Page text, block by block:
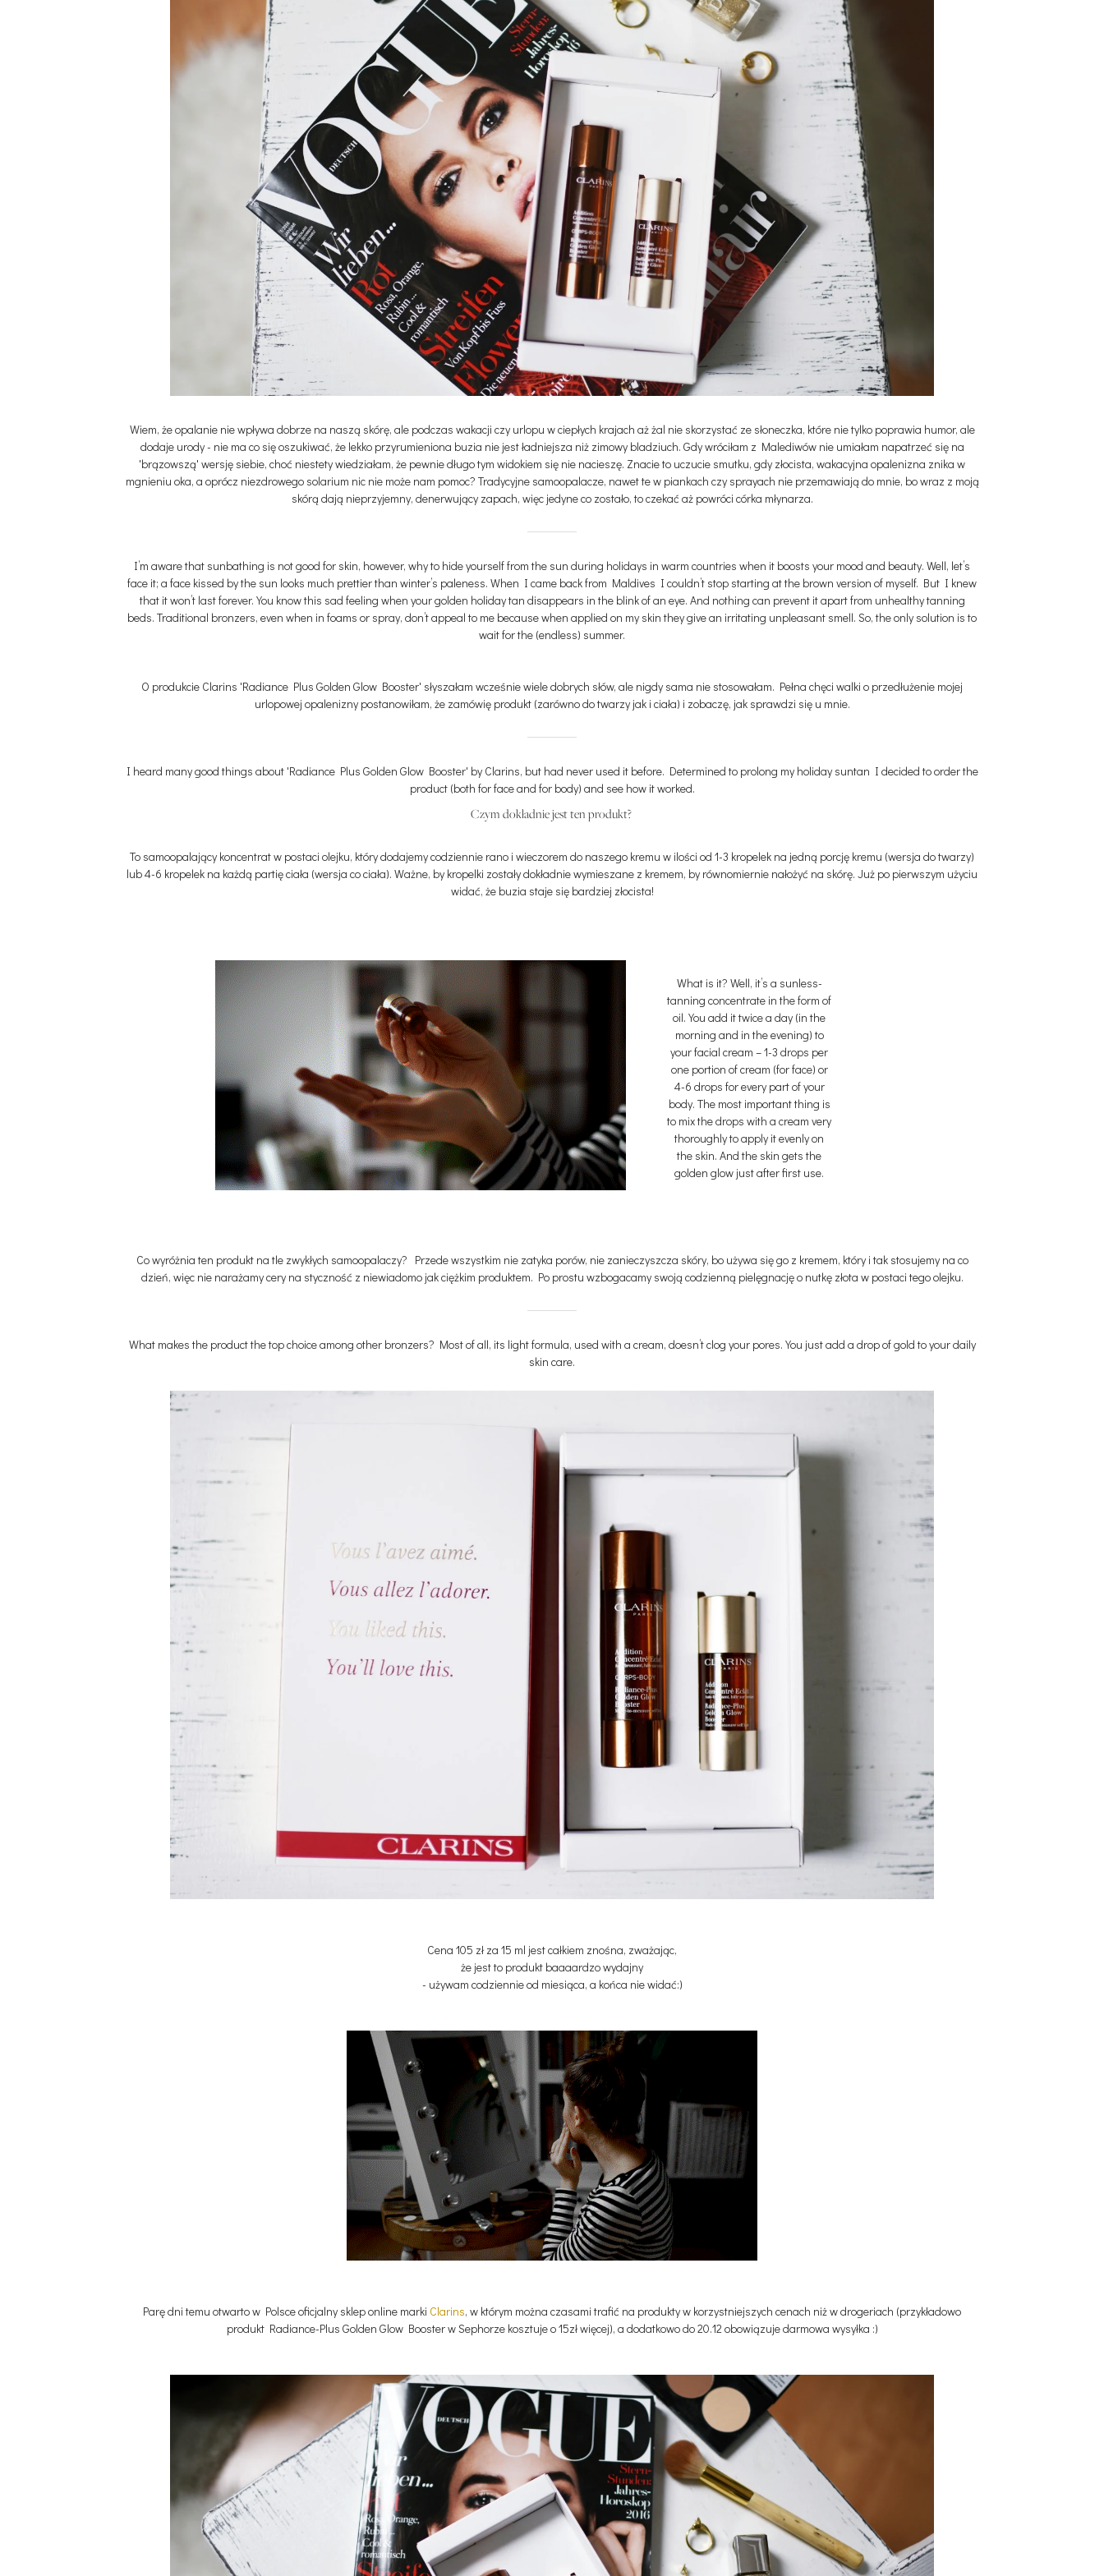
Wiem, że opalanie nie wpływa dobrze na naszą skórę, ale podczas wakacji czy urlopu w ciepłych krajach aż żal nie skorzystać ze słoneczka, które nie tylko poprawia humor, ale
dodaje urody - nie ma co się oszukiwać, że lekko przyrumieniona buzia nie jest ładniejsza niż zimowy bladziuch. Gdy wróciłam z Malediwów nie umiałam napatrzeć się na
'brązowszą' wersję siebie, choć niestety wiedziałam, że pewnie długo tym widokiem się nie nacieszę. Znacie to uczucie smutku, gdy złocista, wakacyjna opalenizna znika w
mgnieniu oka, a oprócz niezdrowego solarium nic nie może nam pomoc? Tradycyjne samoopalacze, nawet te w piankach czy sprayach nie przemawiają do mnie, bo wraz z moją
skórą dają nieprzyjemny, denerwujący zapach, więc jedyne co zostało, to czekać aż powróci córka młynarza.
I’m aware that sunbathing is not good for skin, however, why to hide yourself from the sun during holidays in warm countries when it boosts your mood and beauty. Well, let’s
face it; a face kissed by the sun looks much prettier than winter’s paleness. When I came back from Maldives I couldn’t stop starting at the brown version of myself. But I knew
that it won’t last forever. You know this sad feeling when your golden holiday tan disappears in the blink of an eye. And nothing can prevent it apart from unhealthy tanning
beds. Traditional bronzers, even when in foams or spray, don’t appeal to me because when applied on my skin they give an irritating unpleasant smell. So, the only solution is to
wait for the (endless) summer.
O produkcie Clarins 'Radiance Plus Golden Glow Booster' słyszałam wcześnie wiele dobrych słów, ale nigdy sama nie stosowałam. Pełna chęci walki o przedłużenie mojej
urlopowej opalenizny postanowiłam, że zamówię produkt (zarówno do twarzy jak i ciała) i zobaczę, jak sprawdzi się u mnie.
I heard many good things about 'Radiance Plus Golden Glow Booster' by Clarins, but had never used it before. Determined to prolong my holiday suntan I decided to order the
product (both for face and for body) and see how it worked.
Czym dokładnie jest ten produkt?
To samoopalający koncentrat w postaci olejku, który dodajemy codziennie rano i wieczorem do naszego kremu w ilości od 1-3 kropelek na jedną porcję kremu (wersja do twarzy)
lub 4-6 kropelek na każdą partię ciała (wersja co ciała). Ważne, by kropelki zostały dokładnie wymieszane z kremem, by równomiernie nałożyć na skórę. Już po pierwszym użyciu
widać, że buzia staje się bardziej złocista!
What is it? Well, it’s a sunless-
tanning concentrate in the form of
oil. You add it twice a day (in the
morning and in the evening) to
your facial cream – 1-3 drops per
one portion of cream (for face) or
4-6 drops for every part of your
body. The most important thing is
to mix the drops with a cream very
thoroughly to apply it evenly on
the skin. And the skin gets the
golden glow just after first use.
Co wyróżnia ten produkt na tle zwykłych samoopalaczy? Przede wszystkim nie zatyka porów, nie zanieczyszcza skóry, bo używa się go z kremem, który i tak stosujemy na co
dzień, więc nie narażamy cery na styczność z niewiadomo jak ciężkim produktem. Po prostu wzbogacamy swoją codzienną pielęgnację o nutkę złota w postaci tego olejku.
What makes the product the top choice among other bronzers? Most of all, its light formula, used with a cream, doesn’t clog your pores. You just add a drop of gold to your daily
skin care.
Cena 105 zł za 15 ml jest całkiem znośna, zważając,
że jest to produkt baaaardzo wydajny
- używam codziennie od miesiąca, a końca nie widać:)
Parę dni temu otwarto w Polsce oficjalny sklep online marki Clarins, w którym można czasami trafić na produkty w korzystniejszych cenach niż w drogeriach (przykładowo
produkt Radiance-Plus Golden Glow Booster w Sephorze kosztuje o 15zł więcej), a dodatkowo do 20.12 obowiązuje darmowa wysyłka :)